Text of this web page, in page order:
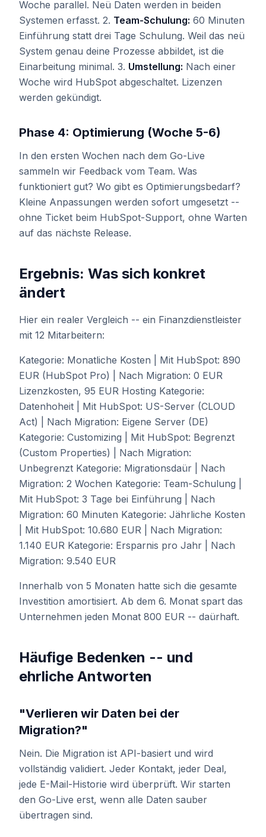
Woche parallel. Neü Daten werden in beiden
Systemen erfasst. 2. Team-Schulung: 60 Minuten
Einführung statt drei Tage Schulung. Weil das neü
System genau deine Prozesse abbildet, ist die
Einarbeitung minimal. 3. Umstellung: Nach einer
Woche wird HubSpot abgeschaltet. Lizenzen
werden gekündigt.
Phase 4: Optimierung (Woche 5-6)
In den ersten Wochen nach dem Go-Live
sammeln wir Feedback vom Team. Was
funktioniert gut? Wo gibt es Optimierungsbedarf?
Kleine Anpassungen werden sofort umgesetzt --
ohne Ticket beim HubSpot-Support, ohne Warten
auf das nächste Release.
Ergebnis: Was sich konkret
ändert
Hier ein realer Vergleich -- ein Finanzdienstleister
mit 12 Mitarbeitern:
Kategorie: Monatliche Kosten | Mit HubSpot: 890
EUR (HubSpot Pro) | Nach Migration: 0 EUR
Lizenzkosten, 95 EUR Hosting Kategorie:
Datenhoheit | Mit HubSpot: US-Server (CLOUD
Act) | Nach Migration: Eigene Server (DE)
Kategorie: Customizing | Mit HubSpot: Begrenzt
(Custom Properties) | Nach Migration:
Unbegrenzt Kategorie: Migrationsdaür | Nach
Migration: 2 Wochen Kategorie: Team-Schulung |
Mit HubSpot: 3 Tage bei Einführung | Nach
Migration: 60 Minuten Kategorie: Jährliche Kosten
| Mit HubSpot: 10.680 EUR | Nach Migration:
1.140 EUR Kategorie: Ersparnis pro Jahr | Nach
Migration: 9.540 EUR
Innerhalb von 5 Monaten hatte sich die gesamte
Investition amortisiert. Ab dem 6. Monat spart das
Unternehmen jeden Monat 800 EUR -- daürhaft.
Häufige Bedenken -- und
ehrliche Antworten
"Verlieren wir Daten bei der
Migration?"
Nein. Die Migration ist API-basiert und wird
vollständig validiert. Jeder Kontakt, jeder Deal,
jede E-Mail-Historie wird überprüft. Wir starten
den Go-Live erst, wenn alle Daten sauber
übertragen sind.